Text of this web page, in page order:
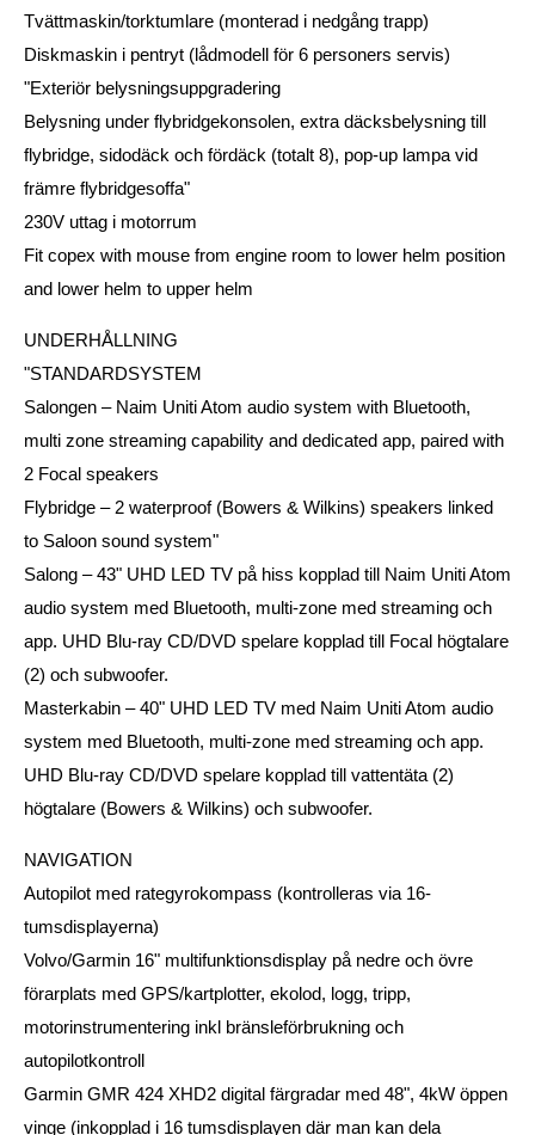
Tvättmaskin/torktumlare (monterad i nedgång trapp)
Diskmaskin i pentryt (lådmodell för 6 personers servis)
"Exteriör belysningsuppgradering
Belysning under flybridgekonsolen, extra däcksbelysning till
flybridge, sidodäck och fördäck (totalt 8), pop-up lampa vid
främre flybridgesoffa"
230V uttag i motorrum
Fit copex with mouse from engine room to lower helm position
and lower helm to upper helm
UNDERHÅLLNING
"STANDARDSYSTEM
Salongen – Naim Uniti Atom audio system with Bluetooth,
multi zone streaming capability and dedicated app, paired with
2 Focal speakers
Flybridge – 2 waterproof (Bowers & Wilkins) speakers linked
to Saloon sound system"
Salong – 43" UHD LED TV på hiss kopplad till Naim Uniti Atom
audio system med Bluetooth, multi-zone med streaming och
app. UHD Blu-ray CD/DVD spelare kopplad till Focal högtalare
(2) och subwoofer.
Masterkabin – 40" UHD LED TV med Naim Uniti Atom audio
system med Bluetooth, multi-zone med streaming och app.
UHD Blu-ray CD/DVD spelare kopplad till vattentäta (2)
högtalare (Bowers & Wilkins) och subwoofer.
NAVIGATION
Autopilot med rategyrokompass (kontrolleras via 16-
tumsdisplayerna)
Volvo/Garmin 16" multifunktionsdisplay på nedre och övre
förarplats med GPS/kartplotter, ekolod, logg, tripp,
motorinstrumentering inkl bränsleförbrukning och
autopilotkontroll
Garmin GMR 424 XHD2 digital färgradar med 48", 4kW öppen
vinge (inkopplad i 16 tumsdisplayen där man kan dela